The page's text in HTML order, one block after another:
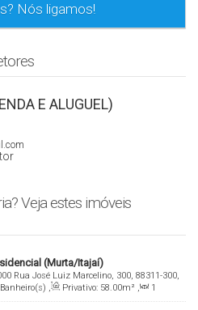
Nós ligamos!
E ALUGUEL)
Veja estes imóveis
(Murta/Itajaí)
Rua José Luiz Marcelino, 300, 88311-300,
Brasil
Banheiro(s) , Privativo: 58.00m² ,
1
, 1 Vaga(s) , Útil: 58.00m²